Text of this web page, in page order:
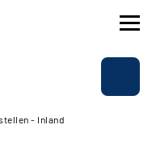
- Inland